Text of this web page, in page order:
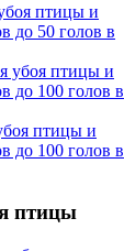
птицы и
до 50 голов в
птицы и
до 100 голов в
птицы